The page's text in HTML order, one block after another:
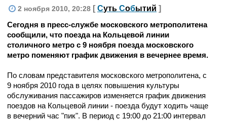
2 ноября 2010, 20:28 [ Суть Событий ]
Сегодня в пресс-службе московского метрополитена
сообщили, что поезда на Кольцевой линии
столичного метро с 9 ноября поезда московского
метро поменяют график движения в вечернее время.
По словам представителя московского метрополитена, с
9 ноября 2010 года в целях повышения культуры
обслуживания пассажиров изменяется график движения
поездов на Кольцевой линии - поезда будут ходить чаще
в вечерний час "пик". В период с 19:00 до 21:00 интервал